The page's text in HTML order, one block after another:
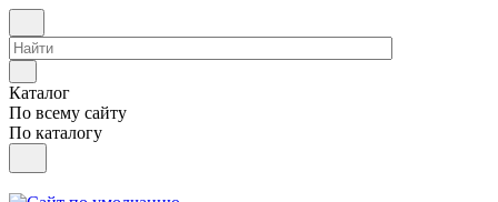
Каталог
По всему сайту
По каталогу